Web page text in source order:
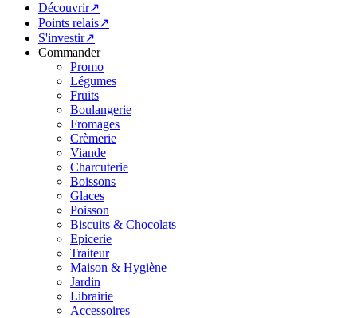
Découvrir↗
Points relais↗
S'investir↗
Commander
Promo
Légumes
Fruits
Boulangerie
Fromages
Crèmerie
Viande
Charcuterie
Boissons
Glaces
Poisson
Biscuits & Chocolats
Epicerie
Traiteur
Maison & Hygiène
Jardin
Librairie
Accessoires